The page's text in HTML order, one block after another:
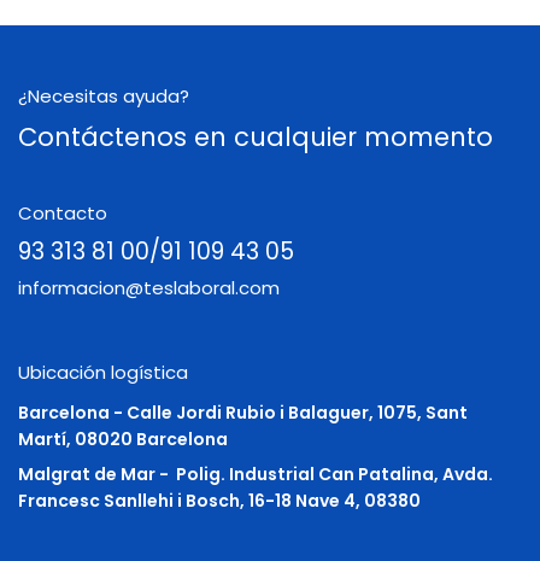
¿Necesitas ayuda?
Contáctenos en cualquier momento
Contacto
93 313 81 00/91 109 43 05
informacion@teslaboral.com
Ubicación logística
Barcelona - Calle Jordi Rubio i Balaguer, 1075, Sant
Martí, 08020 Barcelona
Malgrat de Mar - Polig. Industrial Can Patalina, Avda.
Francesc Sanllehi i Bosch, 16-18 Nave 4, 08380